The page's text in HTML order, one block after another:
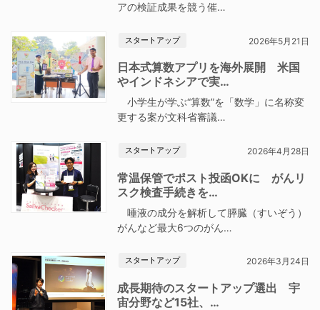
アの検証成果を競う催…
スタートアップ 2026年5月21日
日本式算数アプリを海外展開 米国
やインドネシアで実…
小学生が学ぶ“算数”を「数学」に名称変
更する案が文科省審議…
スタートアップ 2026年4月28日
常温保管でポスト投函OKに がんリ
スク検査手続きを…
唾液の成分を解析して膵臓（すいぞう）
がんなど最大6つのがん…
スタートアップ 2026年3月24日
成長期待のスタートアップ選出 宇
宙分野など15社、…